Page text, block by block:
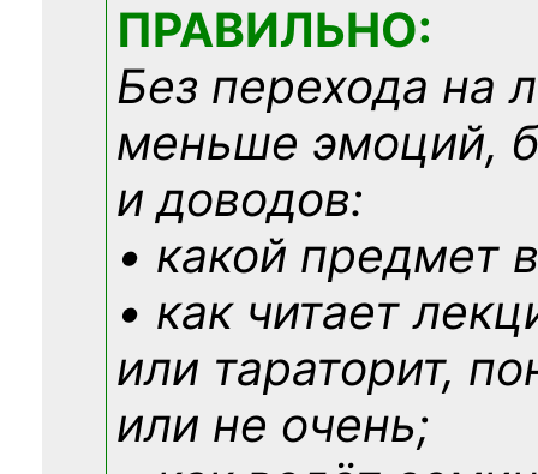
ПРАВИЛЬНО:
Без перехода на
меньше эмоций,
и доводов:
• какой предмет
• как читает
или тараторит,
или не очень;